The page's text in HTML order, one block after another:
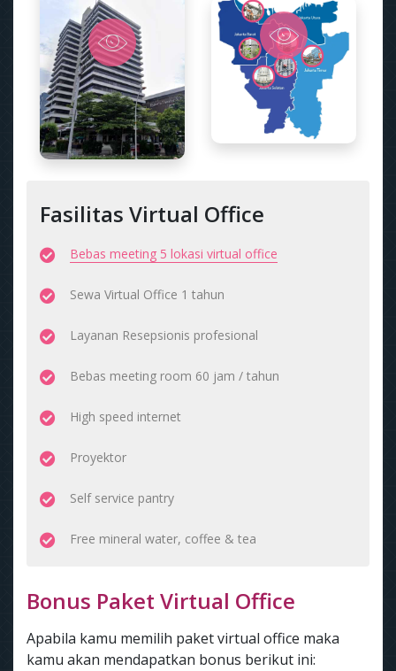
Fasilitas Virtual Office
Bebas meeting 5 lokasi virtual office
Sewa Virtual Office 1 tahun
Layanan Resepsionis profesional
Bebas meeting room 60 jam / tahun
High speed internet
Proyektor
Self service pantry
Free mineral water, coffee & tea
Bonus Paket Virtual Office
Apabila kamu memilih paket virtual office maka
kamu akan mendapatkan bonus berikut ini: